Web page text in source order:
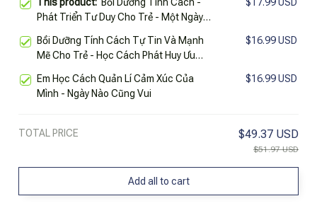
Phát Triển Tư Duy Cho Trẻ - Một Ngày
Bồi Dưỡng Tính Cách Tự Tin Và Mạnh
Mẽ Cho Trẻ - Học Cách Phát Huy Ưu
$16.99 USD
Em Học Cách Quản Lí Cảm Xúc Của
Mình - Ngày Nào Cũng Vui
$16.99 USD
TOTAL PRICE $49.37 USD
$51.97 USD
Add all to cart